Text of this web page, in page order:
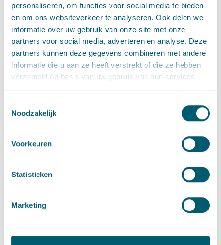
personaliseren, om functies voor social media te bieden
en om ons websiteverkeer te analyseren. Ook delen we
informatie over uw gebruik van onze site met onze
partners voor social media, adverteren en analyse. Deze
partners kunnen deze gegevens combineren met andere
informatie die u aan ze heeft verstrekt of die ze hebben
verzameld op basis van uw gebruik van hun services.
Noodzakelijk
Voorkeuren
Statistieken
Marketing
500, 2025
Links
Blog Omgevingsrecht